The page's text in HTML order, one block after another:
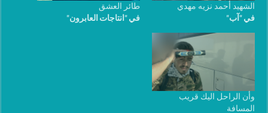
الشهيد أحمد نزيه مهدي
في "آب"
طائر العشق
في "انتاجات العابرون"
وأن الراحل اليك قريب
المسافة